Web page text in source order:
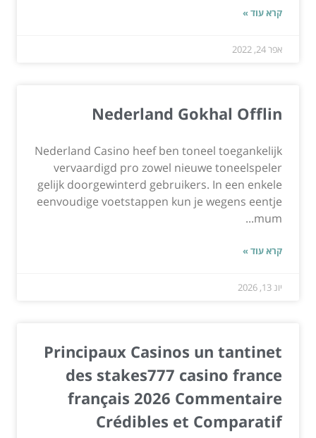
קרא עוד »
אפר 24, 2022
Nederland Gokhal Offlin
Nederland Casino heef ben toneel toegankelijk
vervaardigd pro zowel nieuwe toneelspeler
gelijk doorgewinterd gebruikers. In een enkele
eenvoudige voetstappen kun je wegens eentje
mum...
קרא עוד »
יונ 13, 2026
Principaux Casinos un tantinet
des stakes777 casino france
français 2026 Commentaire
Crédibles et Comparatif